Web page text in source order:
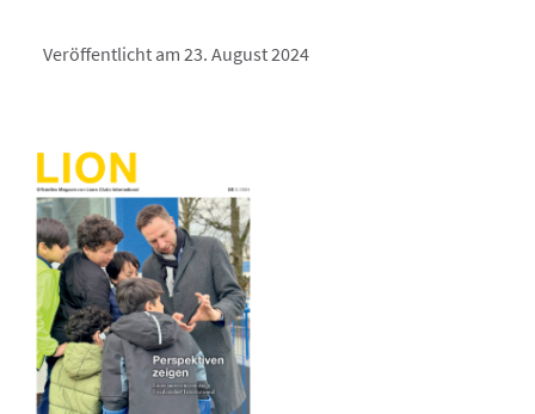
Veröffentlicht am 23. August 2024